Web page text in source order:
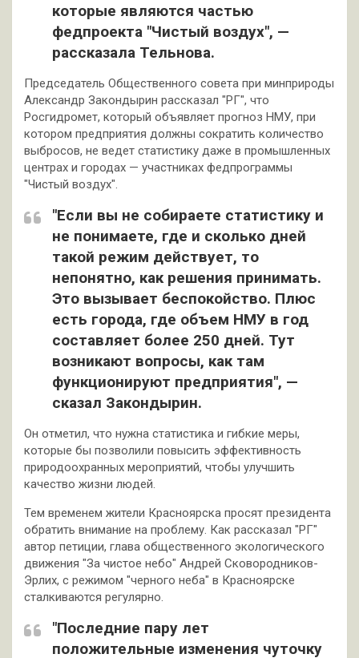
которые являются частью
федпроекта "Чистый воздух", —
рассказала Тельнова.
Председатель Общественного совета при минприроды
Александр Закондырин рассказал "РГ", что
Росгидромет, который объявляет прогноз НМУ, при
котором предприятия должны сократить количество
выбросов, не ведет статистику даже в промышленных
центрах и городах — участниках федпрограммы
"Чистый воздух".
"Если вы не собираете статистику и
не понимаете, где и сколько дней
такой режим действует, то
непонятно, как решения принимать.
Это вызывает беспокойство. Плюс
есть города, где объем НМУ в год
составляет более 250 дней. Тут
возникают вопросы, как там
функционируют предприятия", —
сказал Закондырин.
Он отметил, что нужна статистика и гибкие меры,
которые бы позволили повысить эффективность
природоохранных мероприятий, чтобы улучшить
качество жизни людей.
Тем временем жители Красноярска просят президента
обратить внимание на проблему. Как рассказал "РГ"
автор петиции, глава общественного экологического
движения "За чистое небо" Андрей Сковородников-
Эрлих, с режимом "черного неба" в Красноярске
сталкиваются регулярно.
"Последние пару лет
положительные изменения чуточку